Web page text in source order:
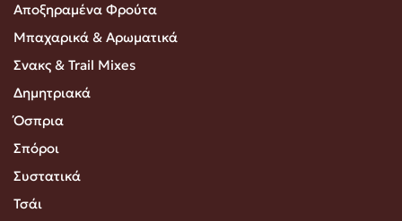
Αποξηραμένα Φρούτα
Μπαχαρικά & Αρωματικά
Σνακς & Trail Mixes
Δημητριακά
Όσπρια
Σπόροι
Συστατικά
Τσάι